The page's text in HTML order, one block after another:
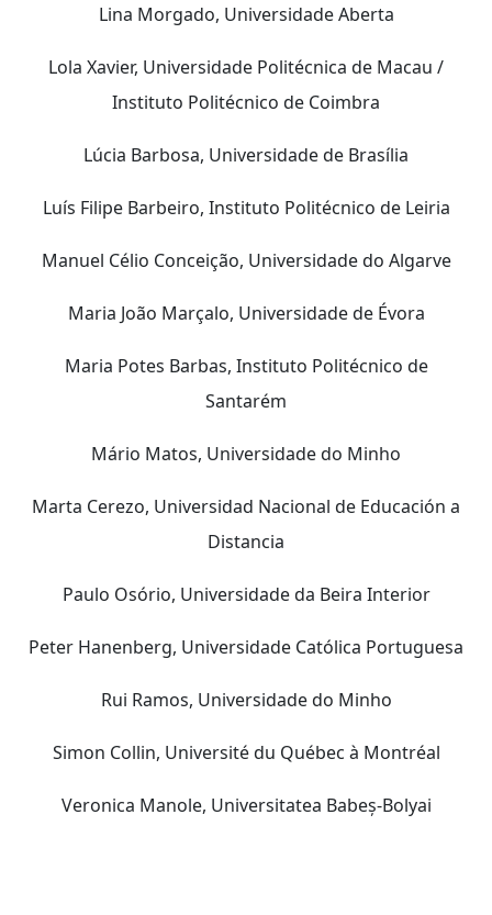
Lina Morgado, Universidade Aberta
Lola Xavier, Universidade Politécnica de Macau /
Instituto Politécnico de Coimbra
Lúcia Barbosa, Universidade de Brasília
Luís Filipe Barbeiro, Instituto Politécnico de Leiria
Manuel Célio Conceição, Universidade do Algarve
Maria João Marçalo, Universidade de Évora
Maria Potes Barbas, Instituto Politécnico de
Santarém
Mário Matos, Universidade do Minho
Marta Cerezo, Universidad Nacional de Educación a
Distancia
Paulo Osório, Universidade da Beira Interior
Peter Hanenberg, Universidade Católica Portuguesa
Rui Ramos, Universidade do Minho
Simon Collin, Université du Québec à Montréal
Veronica Manole, Universitatea Babeș-Bolyai